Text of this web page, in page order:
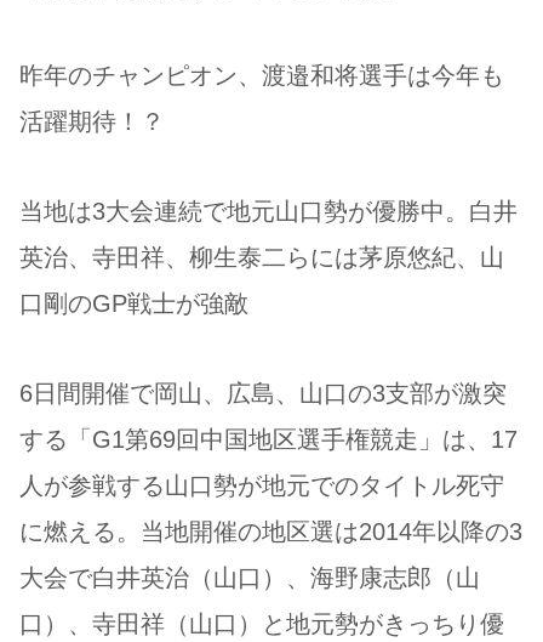
昨年のチャンピオン、渡邉和将選手は今年も
活躍期待！？
当地は3大会連続で地元山口勢が優勝中。白井
英治、寺田祥、柳生泰二らには茅原悠紀、山
口剛のGP戦士が強敵
6日間開催で岡山、広島、山口の3支部が激突
する「G1第69回中国地区選手権競走」は、17
人が参戦する山口勢が地元でのタイトル死守
に燃える。当地開催の地区選は2014年以降の3
大会で白井英治（山口）、海野康志郎（山
口）、寺田祥（山口）と地元勢がきっちり優